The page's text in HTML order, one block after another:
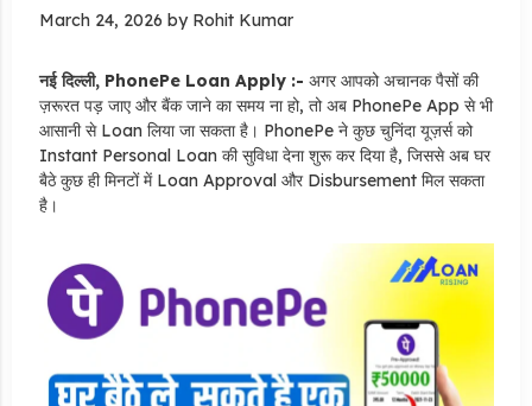
March 24, 2026 by Rohit Kumar
नई दिल्ली, PhonePe Loan Apply :- अगर आपको अचानक पैसों की
ज़रूरत पड़ जाए और बैंक जाने का समय ना हो, तो अब PhonePe App से भी
आसानी से Loan लिया जा सकता है। PhonePe ने कुछ चुनिंदा यूज़र्स को
Instant Personal Loan की सुविधा देना शुरू कर दिया है, जिससे अब घर
बैठे कुछ ही मिनटों में Loan Approval और Disbursement मिल सकता
है।